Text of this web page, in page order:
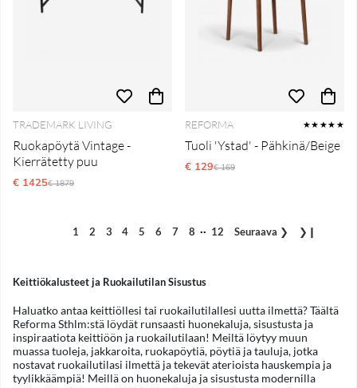
TRADEMARK LIVING
Ruokapöytä Vintage -
Kierrätetty puu
€ 1425Normaali hinta
€ 1879
REFORMA ★★★★★
Tuoli 'Ystad' - Pähkinä/Beige
€ 129Normaali hinta
€ 169
1 2 3 4 5 6 7 8 .. 12 Seuraava ❯ ❯❙
Keittiökalusteet ja Ruokailutilan Sisustus
Haluatko antaa keittiöllesi tai ruokailutilallesi uutta ilmettä? Täältä
Reforma Sthlm:stä löydät runsaasti huonekaluja, sisustusta ja
inspiraatiota keittiöön ja ruokailutilaan! Meiltä löytyy muun
muassa tuoleja, jakkaroita, ruokapöytiä, pöytiä ja tauluja, jotka
nostavat ruokailutilasi ilmettä ja tekevät aterioista hauskempia ja
tyylikkäämpiä! Meillä on huonekaluja ja sisustusta modernilla